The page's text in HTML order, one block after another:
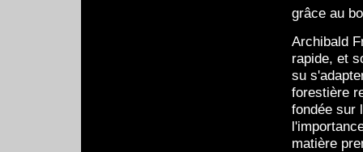
grâce au
Archibald
rapide, et
su
forestière
fondée sur
matière